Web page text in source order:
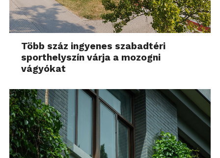
Több száz ingyenes szabadtéri
sporthelyszín várja a mozogni
vágyókat